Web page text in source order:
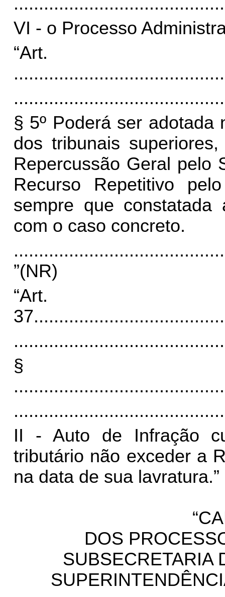
VI - o Processo
§ 5º Poderá ser adotada
dos tribunais
Repercussão Geral pelo
Recurso Repetitivo
sempre que
com o caso concreto.
”(NR)
“Art.
37
§
II - Auto de Infração
tributário não exceder a
na data de sua lavratura.”
“
DOS
SUBSECRETARIA